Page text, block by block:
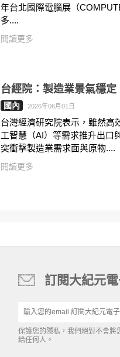
年台北國際電腦展（
多....
閱讀更多
台經院：製造業景氣穩定
國內 2026年06月01日
台灣經濟研究院表示，雖然高
工智慧（AI）等需求推升出口
突衝擊製造業需求面與原物....
閱讀更多
訂閱大紀元
保護您的隱私，我們絕對不會將
給任何人。